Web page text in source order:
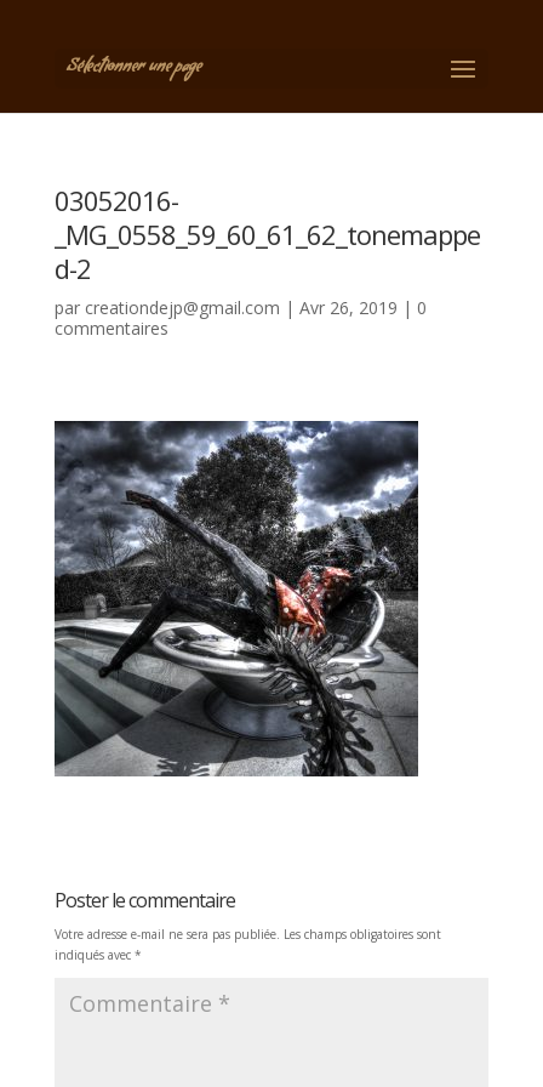
Sélectionner une page
03052016-
_MG_0558_59_60_61_62_tonemappe
d-2
par creationdejp@gmail.com | Avr 26, 2019 | 0
commentaires
Poster le commentaire
Votre adresse e-mail ne sera pas publiée. Les champs obligatoires sont
indiqués avec *